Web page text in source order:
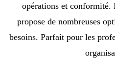
opérations et conformité.
propose de nombreuses
besoins. Parfait pour les